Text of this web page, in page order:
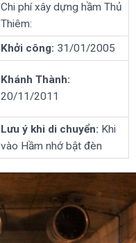
Chi phí xây dựng hầm Thủ
Thiêm:
Khởi công: 31/01/2005
Khánh Thành:
20/11/2011
Lưu ý khi di chuyển: Khi
vào Hầm nhớ bật đèn